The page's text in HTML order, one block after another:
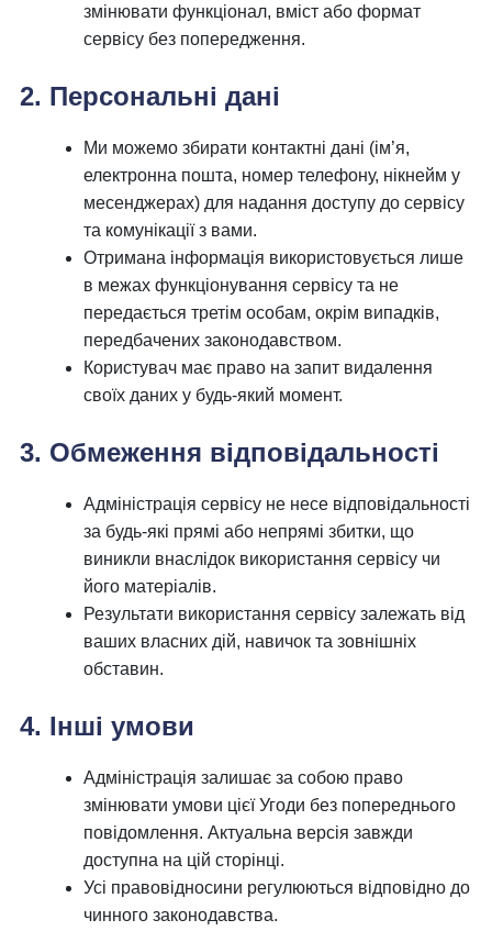
змінювати функціонал, вміст або формат
сервісу без попередження.
2. Персональні дані
Ми можемо збирати контактні дані (ім’я,
електронна пошта, номер телефону, нікнейм у
месенджерах) для надання доступу до сервісу
та комунікації з вами.
Отримана інформація використовується лише
в межах функціонування сервісу та не
передається третім особам, окрім випадків,
передбачених законодавством.
Користувач має право на запит видалення
своїх даних у будь-який момент.
3. Обмеження відповідальності
Адміністрація сервісу не несе відповідальності
за будь-які прямі або непрямі збитки, що
виникли внаслідок використання сервісу чи
його матеріалів.
Результати використання сервісу залежать від
ваших власних дій, навичок та зовнішніх
обставин.
4. Інші умови
Адміністрація залишає за собою право
змінювати умови цієї Угоди без попереднього
повідомлення. Актуальна версія завжди
доступна на цій сторінці.
Усі правовідносини регулюються відповідно до
чинного законодавства.